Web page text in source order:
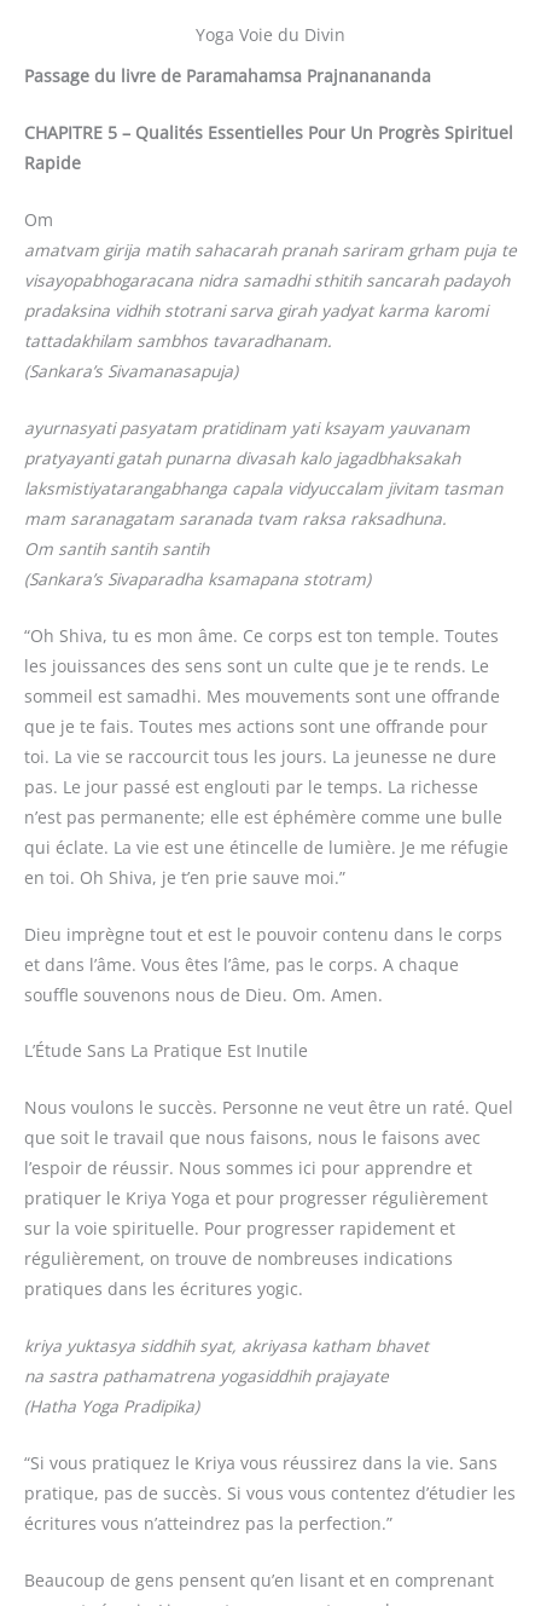
Yoga Voie du Divin
Passage du livre de Paramahamsa Prajnanananda
CHAPITRE 5 – Qualités Essentielles Pour Un Progrès Spirituel
Rapide
Om
amatvam girija matih sahacarah pranah sariram grham puja te
visayopabhogaracana nidra samadhi sthitih sancarah padayoh
pradaksina vidhih stotrani sarva girah yadyat karma karomi
tattadakhilam sambhos tavaradhanam.
(Sankara’s Sivamanasapuja)
ayurnasyati pasyatam pratidinam yati ksayam yauvanam
pratyayanti gatah punarna divasah kalo jagadbhaksakah
laksmistiyatarangabhanga capala vidyuccalam jivitam tasman
mam saranagatam saranada tvam raksa raksadhuna.
Om santih santih santih
(Sankara’s Sivaparadha ksamapana stotram)
“Oh Shiva, tu es mon âme. Ce corps est ton temple. Toutes
les jouissances des sens sont un culte que je te rends. Le
sommeil est samadhi. Mes mouvements sont une offrande
que je te fais. Toutes mes actions sont une offrande pour
toi. La vie se raccourcit tous les jours. La jeunesse ne dure
pas. Le jour passé est englouti par le temps. La richesse
n’est pas permanente; elle est éphémère comme une bulle
qui éclate. La vie est une étincelle de lumière. Je me réfugie
en toi. Oh Shiva, je t’en prie sauve moi.”
Dieu imprègne tout et est le pouvoir contenu dans le corps
et dans l’âme. Vous êtes l’âme, pas le corps. A chaque
souffle souvenons nous de Dieu. Om. Amen.
L’Étude Sans La Pratique Est Inutile
Nous voulons le succès. Personne ne veut être un raté. Quel
que soit le travail que nous faisons, nous le faisons avec
l’espoir de réussir. Nous sommes ici pour apprendre et
pratiquer le Kriya Yoga et pour progresser régulièrement
sur la voie spirituelle. Pour progresser rapidement et
régulièrement, on trouve de nombreuses indications
pratiques dans les écritures yogic.
kriya yuktasya siddhih syat, akriyasa katham bhavet
na sastra pathamatrena yogasiddhih prajayate
(Hatha Yoga Pradipika)
“Si vous pratiquez le Kriya vous réussirez dans la vie. Sans
pratique, pas de succès. Si vous vous contentez d’étudier les
écritures vous n’atteindrez pas la perfection.”
Beaucoup de gens pensent qu’en lisant et en comprenant